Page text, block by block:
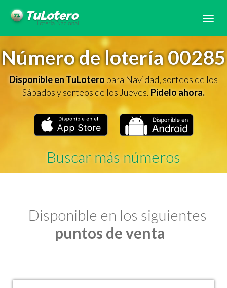
Número de lotería 00285
Disponible en TuLoteropara Navidad, sorteos de los
Sábados y sorteos de los Jueves.Pidelo ahora.
Buscar más números
Disponible en los siguientes
puntos de venta